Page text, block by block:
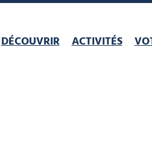
DÉCOUVRIR ACTIVITÉS